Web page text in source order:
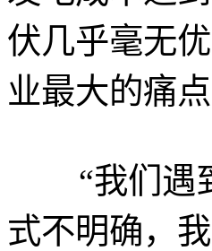
伏几乎毫无
业最大的痛点
“我们遇到
式不明确，